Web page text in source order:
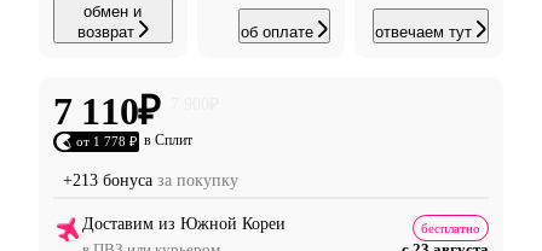
обмен и
возврат
об оплате отвечаем тут
7 110₽
от 1 778 ₽ в Сплит
+213 бонуса за покупку
Доставим из Южной Кореи
бесплатно